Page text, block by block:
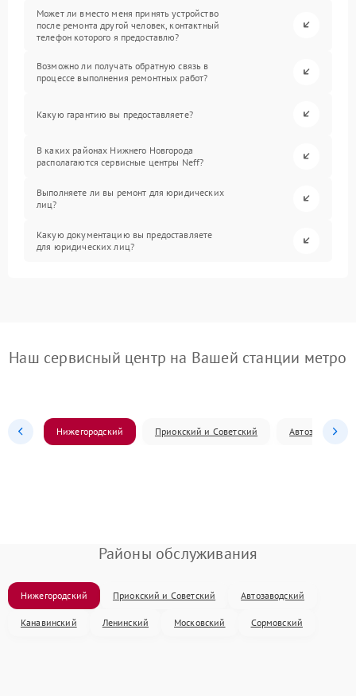
Может ли вместо меня принять устройство
после ремонта другой человек, контактный
телефон которого я предоставлю?
Возможно ли получать обратную связь в
процессе выполнения ремонтных работ?
Какую гарантию вы предоставляете?
В каких районах Нижнего Новгорода
располагаются сервисные центры Neff?
Выполняете ли вы ремонт для юридических
лиц?
Какую документацию вы предоставляете
для юридических лиц?
Наш сервисный центр на Вашей станции метро
Нижегородский Приокский и Советский Автозаводский
Районы обслуживания
Нижегородский Приокский и Советский Автозаводский
Канавинский Ленинский Московский Сормовский